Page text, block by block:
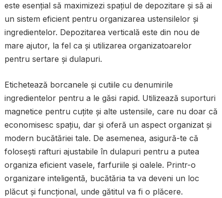
este esențial să maximizezi spațiul de depozitare și să ai
un sistem eficient pentru organizarea ustensilelor și
ingredientelor. Depozitarea verticală este din nou de
mare ajutor, la fel ca și utilizarea organizatoarelor
pentru sertare și dulapuri.
Etichetează borcanele și cutiile cu denumirile
ingredientelor pentru a le găsi rapid. Utilizează suporturi
magnetice pentru cuțite și alte ustensile, care nu doar că
economisesc spațiu, dar și oferă un aspect organizat și
modern bucătăriei tale. De asemenea, asigură-te că
folosești rafturi ajustabile în dulapuri pentru a putea
organiza eficient vasele, farfuriile și oalele. Printr-o
organizare inteligentă, bucătăria ta va deveni un loc
plăcut și funcțional, unde gătitul va fi o plăcere.